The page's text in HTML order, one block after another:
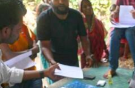
12
வாக்காளர்
புதுப்பிப்பு
போகிறது,